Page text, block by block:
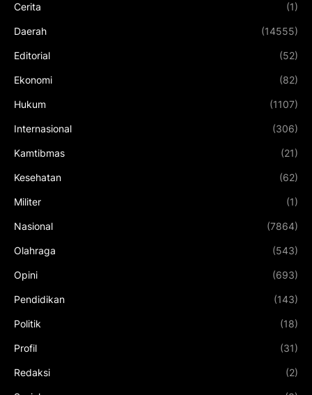
Cerita (1)
Daerah (14555)
Editorial (52)
Ekonomi (82)
Hukum (1107)
Internasional (306)
Kamtibmas (21)
Kesehatan (62)
Militer (1)
Nasional (7864)
Olahraga (543)
Opini (693)
Pendidikan (143)
Politik (18)
Profil (31)
Redaksi (2)